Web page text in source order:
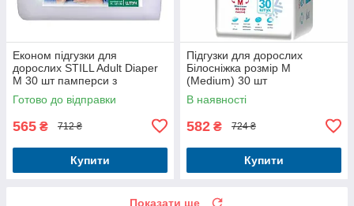
Економ підгузки для
дорослих STILL Adult Diaper
M 30 шт памперси з
індикатором наповнення
Готово до відправки
565 ₴ 712 ₴
Купити
Підгузки для дорослих
Білосніжка розмір М
(Medium) 30 шт
В наявності
582 ₴ 724 ₴
Купити
Показати ще